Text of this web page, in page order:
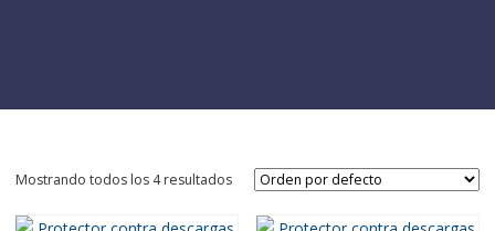
Mostrando todos los 4 resultados